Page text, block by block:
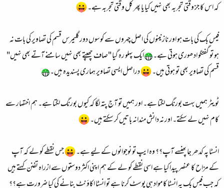
کہ اس کا جز وقتی تجربہ بھی نہیں کیا یا پھر کل وقتی تجربہ ہے۔
فیس بک کی بات ہو اور نازنینوں کی اصل چہروں سے کوسوں دور گلیمرس قسم کی تصاویر کی بات نہ
ہو تو گفتگو ادھوری ہوتی ہے۔
ایک پہلو رہ گیا "صاف چھپتے بھی نہیں سامنے آتے بھی نہیں"
قسم کی تصاویر بھی تو ہوتی ہیں۔
دراصل ایسی تصاویر ہماری پسندیدہ ہیں۔
ٹویٹر ہمیں بہت بورنگ لگتا ہے۔ اور ہمیں تو آج پتہ لگا کہ کیوں بورنگ لگتا ہے۔ ہم اختصار سے
کام نہیں لے سکتے۔ اور نہ دانش مندانہ باتیں کر سکتے ہیں۔
انسٹا پہ کدھر جا پھنسے آپ؟؟ وہ ایپ تو نوجوانوں کے لیے ہے۔
جس نقطے کو لے کہ آپ
کے مزاح کا عنصر پیدا کیا ہے اسی نقطے کو لے کے ہم اپنی اکثر دوستوں سے ازراہ تفنن کہتے ہیں
کہ جب فیس بک پہ انسٹا کا مواد ہی پوسٹ کرنا ہے تو انسٹا اکاؤنٹ بنانے کی کیا ضرورت ہے؟؟